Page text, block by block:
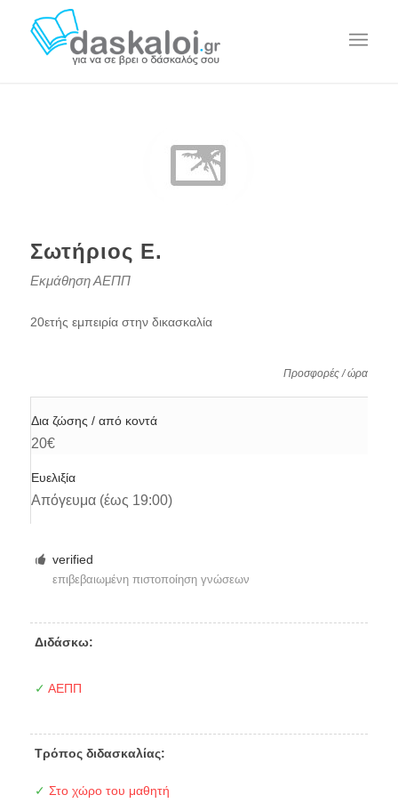
Σωτήριος Ε.
Εκμάθηση ΑΕΠΠ
20ετής εμπειρία στην δικασκαλία
Προσφορές / ώρα
Δια ζώσης / από κοντά
20€
Ευελιξία
Απόγευμα (έως 19:00)
verified
επιβεβαιωμένη πιστοποίηση γνώσεων
Διδάσκω:
✓ ΑΕΠΠ
Τρόπος διδασκαλίας:
✓ Στο χώρο του μαθητή